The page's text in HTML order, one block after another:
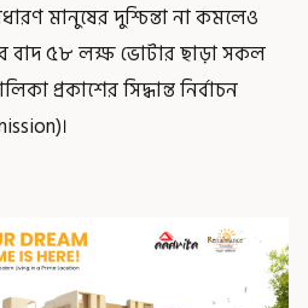
মানুষের দুশ্চিন্তা না কমলেও
বাদ ৫৮ লক্ষ ভোটার ছাড়া সকল
প্রকাশের সিদ্ধান্ত নির্বাচন